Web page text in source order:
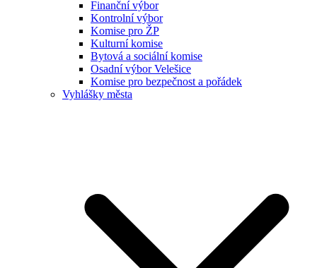
Finanční výbor
Kontrolní výbor
Komise pro ŽP
Kulturní komise
Bytová a sociální komise
Osadní výbor Velešice
Komise pro bezpečnost a pořádek
Vyhlášky města